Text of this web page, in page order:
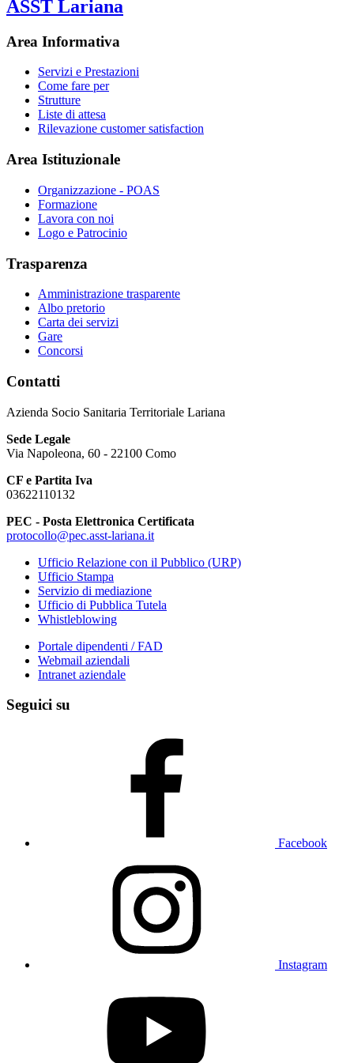
ASST Lariana
Area Informativa
Servizi e Prestazioni
Come fare per
Strutture
Liste di attesa
Rilevazione customer satisfaction
Area Istituzionale
Organizzazione - POAS
Formazione
Lavora con noi
Logo e Patrocinio
Trasparenza
Amministrazione trasparente
Albo pretorio
Carta dei servizi
Gare
Concorsi
Contatti
Azienda Socio Sanitaria Territoriale Lariana
Sede Legale
Via Napoleona, 60 - 22100 Como
CF e Partita Iva
03622110132
PEC - Posta Elettronica Certificata
protocollo@pec.asst-lariana.it
Ufficio Relazione con il Pubblico (URP)
Ufficio Stampa
Servizio di mediazione
Ufficio di Pubblica Tutela
Whistleblowing
Portale dipendenti / FAD
Webmail aziendali
Intranet aziendale
Seguici su
Facebook
Instagram